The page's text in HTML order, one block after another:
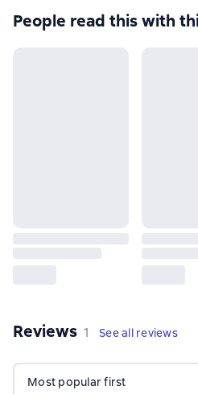
People read this with
Reviews 1 review
1 See all reviews
Most popular first